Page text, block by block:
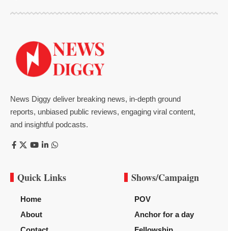
News Diggy deliver breaking news, in-depth ground
reports, unbiased public reviews, engaging viral content,
and insightful podcasts.
Quick Links
Home
About
Shows/Campaign
POV
Anchor for a day